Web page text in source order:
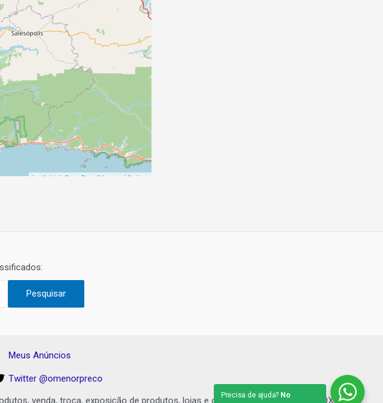
Leaflet | © OpenStreetMap contributors
Pesquisar
Meus Anúncios
Twitter @omenorpreco
venda, troca, exposição de produtos, lojas e comércios. | Grupo SHOPBOX.
Precisa de ajuda? No